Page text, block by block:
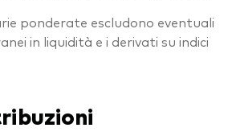
ponderate escludono eventuali
in liquidità e i derivati su indici